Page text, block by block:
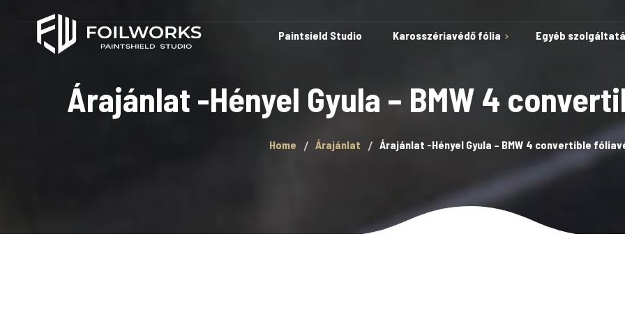
Paintsield Studio Karosszériavédő fólia
horzsolások ellen
Egyéb
Árajánlat -Hényel Gyula – BMW 4
Home Árajánlat Árajánlat -Hényel Gyula – BMW 4 convertible